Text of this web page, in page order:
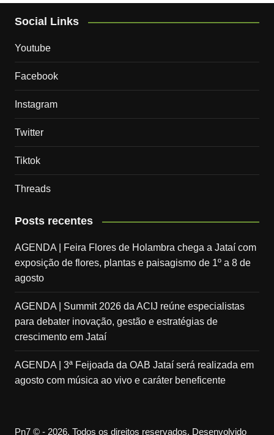
Social Links
Youtube
Facebook
Instagram
Twitter
Tiktok
Threads
Posts recentes
AGENDA | Feira Flores de Holambra chega a Jataí com
exposição de flores, plantas e paisagismo de 1º a 8 de
agosto
AGENDA | Summit 2026 da ACIJ reúne especialistas
para debater inovação, gestão e estratégias de
crescimento em Jataí
AGENDA | 3ª Feijoada da OAB Jataí será realizada em
agosto com música ao vivo e caráter beneficente
Pn7 © - 2026. Todos os direitos reservados. Desenvolvido